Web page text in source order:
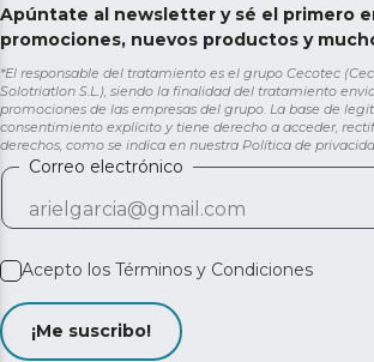
Apúntate al newsletter y sé el primero
promociones, nuevos productos y
*El responsable del tratamiento es el grupo Cecotec
Solotriatlon S.L.), siendo la finalidad del tratamiento
promociones de las empresas del grupo. La base de
consentimiento explícito y tiene derecho a acceder,
derechos, como se indica en nuestra Política de
Correo electrónico
Acepto los Términos y Condiciones
¡Me suscribo!